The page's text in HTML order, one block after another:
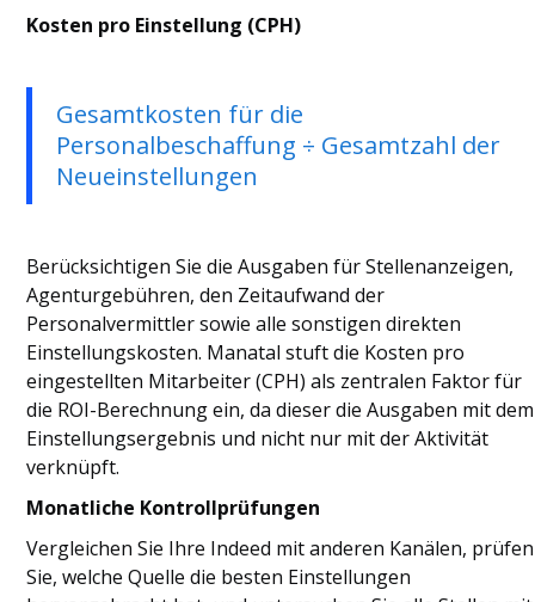
Kosten pro Einstellung (CPH)
Gesamtkosten für die
Personalbeschaffung ÷ Gesamtzahl der
Neueinstellungen
Berücksichtigen Sie die Ausgaben für Stellenanzeigen,
Agenturgebühren, den Zeitaufwand der
Personalvermittler sowie alle sonstigen direkten
Einstellungskosten. Manatal stuft die Kosten pro
eingestellten Mitarbeiter (CPH) als zentralen Faktor für
die ROI-Berechnung ein, da dieser die Ausgaben mit dem
Einstellungsergebnis und nicht nur mit der Aktivität
verknüpft.
Monatliche Kontrollprüfungen
Vergleichen Sie Ihre Indeed mit anderen Kanälen, prüfen
Sie, welche Quelle die besten Einstellungen